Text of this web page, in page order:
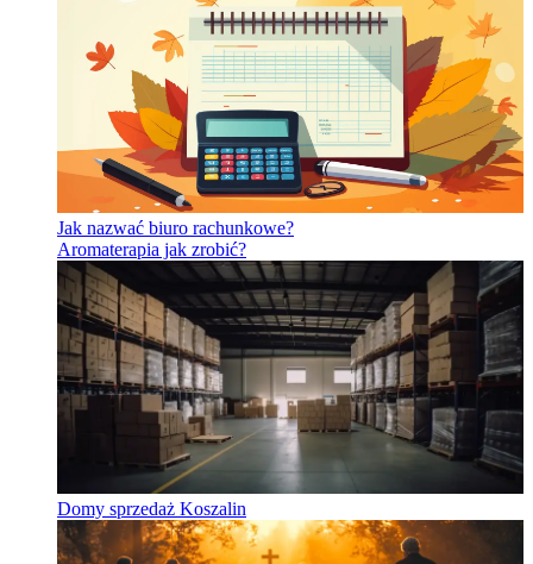
Jak nazwać biuro rachunkowe?
Aromaterapia jak zrobić?
Domy sprzedaż Koszalin